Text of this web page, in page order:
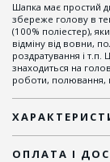
Шапка має простий
збереже голову в
(100% поліестер),
відміну від вовни,
роздратування і
знаходиться на
роботи, полювання,
ОПЛАТА І